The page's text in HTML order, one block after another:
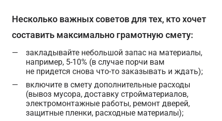
Несколько важных советов для тех, кто хочет
составить максимально грамотную смету:
закладывайте небольшой запас на материалы,
например, 5-10% (в случае порчи вам
не придется снова что-то заказывать и ждать);
включите в смету дополнительные расходы
(вывоз мусора, доставку стройматериалов,
электромонтажные работы, ремонт дверей,
защитные пленки, расходные материалы);